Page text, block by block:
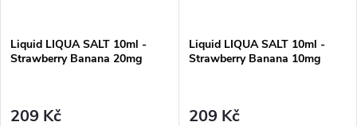
Liquid LIQUA SALT 10ml -
Strawberry Banana 20mg
209 Kč
Liquid LIQUA SALT 10ml -
Strawberry Banana 10mg
209 Kč